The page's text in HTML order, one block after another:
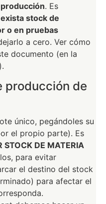
. Es
stock de
o en pruebas
a cero. Ver cómo
documento (en la
producción de
único, pegándoles su
el propio parte). Es
STOCK DE MATERIA
para evitar
el destino del stock
para afectar el